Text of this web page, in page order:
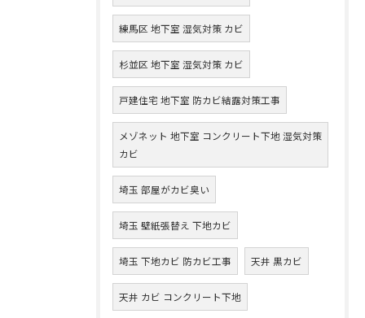
練馬区 地下室 湿気対策 カビ
杉並区 地下室 湿気対策 カビ
戸建住宅 地下室 防カビ結露対策工事
メゾネット 地下室 コンクリート下地 湿気対策
カビ
埼玉 部屋がカビ臭い
埼玉 壁紙張替え 下地カビ
埼玉 下地カビ 防カビ工事 天井 黒カビ
天井 カビ コンクリート下地